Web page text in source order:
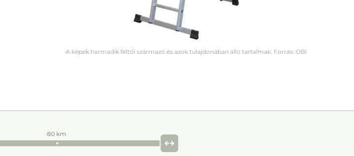
A képek harmadik féltől származó és azok tulajdonában álló tartalmak. Forrás: OBI
80 km